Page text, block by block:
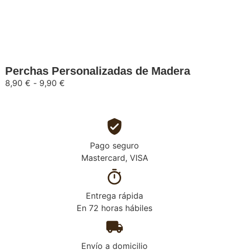
Perchas Personalizadas de Madera
8,90 € - 9,90 €
Pago seguro
Mastercard, VISA
Entrega rápida
En 72 horas hábiles
Envío a domicilio